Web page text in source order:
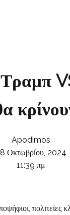
Τραμπ
Apodimos
Οκτωβρίου, 2024
11:39 πμ